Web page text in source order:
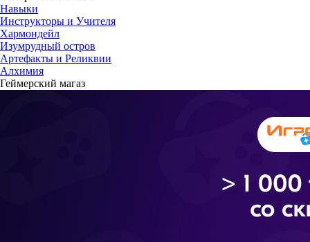
Навыки
Инструкторы и Учителя
Хармондейл
Изумрудный остров
Артефакты и Реликвии
Алхимия
Геймерский магаз